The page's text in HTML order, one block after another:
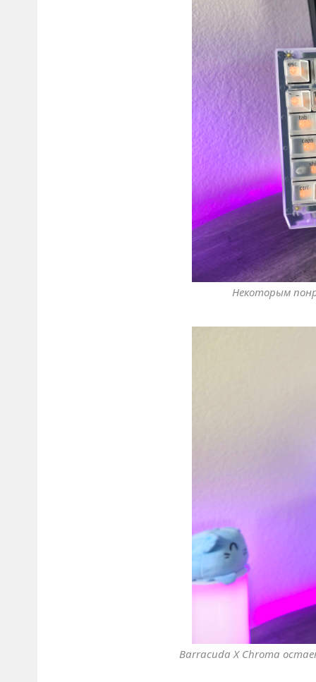
Некоторым
Barracuda X Chroma